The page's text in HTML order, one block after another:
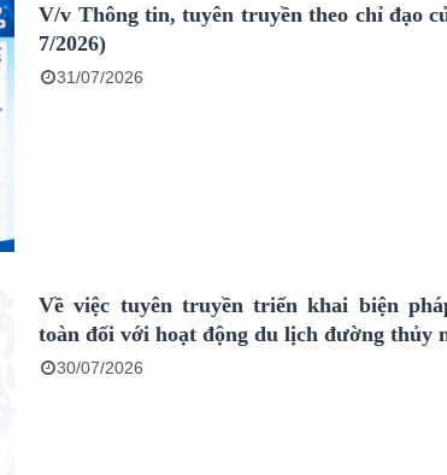
V/v Thông tin, tuyên truyền theo chỉ đạo
7/2026)
31/07/2026
Về việc tuyên truyền triển khai biện
toàn đối với hoạt động du lịch đường thủy
30/07/2026